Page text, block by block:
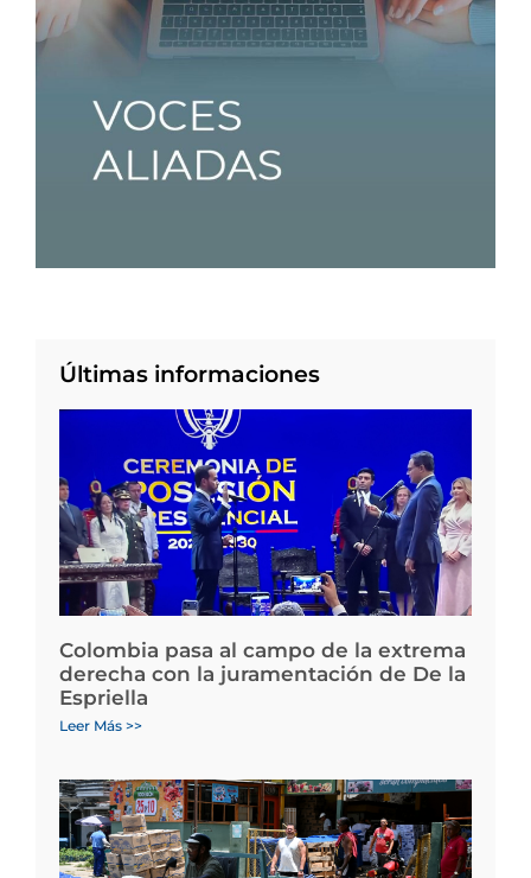
Últimas informaciones
Colombia pasa al campo de la extrema
derecha con la juramentación de De la
Espriella
Leer Más >>